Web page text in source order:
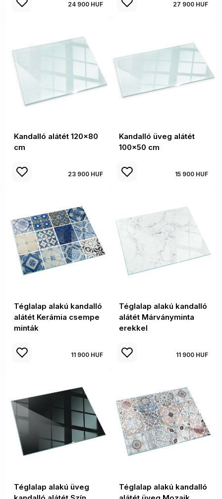
24 900 HUF 27 900 HUF
Kandalló alátét 120x80
cm
23 900 HUF
Kandalló üveg alátét
100x50 cm
15 900 HUF
Téglalap alakú kandalló
alátét Kerámia csempe
minták
11 900 HUF
Téglalap alakú kandalló
alátét Márványminta
erekkel
11 900 HUF
Téglalap alakú üveg
Téglalap alakú kandalló